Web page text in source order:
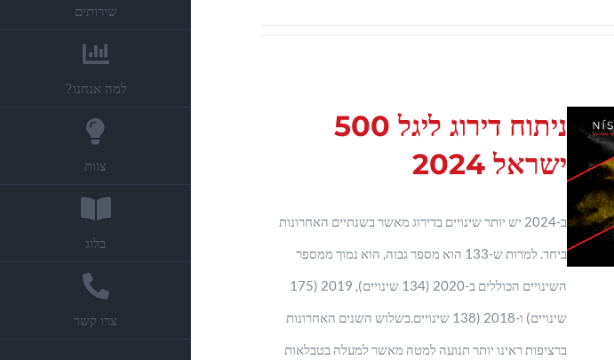
שירותים
למה אנחנו?
צוות
בלוג
צרו קשר
ניתוח דירוג ליגל 500
ישראל 2024
ב-2024 יש יותר שינויים בדירוג מאשר בשנתיים האחרונות
ביחד. למרות ש-133 הוא מספר גבוה, הוא נמוך ממספר
השינויים הכוללים ב-2020 (134 שינויים), 2019 (175
שינויים) ו-2018 (138 שינויים.בשלוש השנים האחרונות
ברציפות ראינו יותר תנועה למטה מאשר למעלה בטבלאות